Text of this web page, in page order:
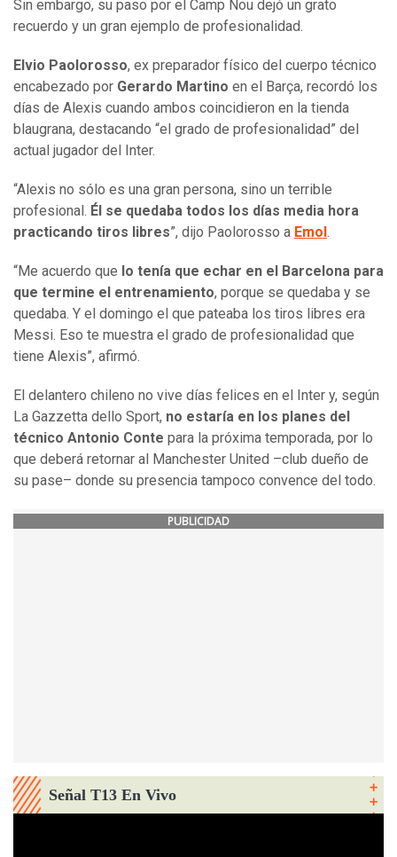
Sin embargo, su paso por el Camp Nou dejó un grato
recuerdo y un gran ejemplo de profesionalidad.
Elvio Paolorosso, ex preparador físico del cuerpo técnico
encabezado por Gerardo Martino en el Barça, recordó los
días de Alexis cuando ambos coincidieron en la tienda
blaugrana, destacando “el grado de profesionalidad” del
actual jugador del Inter.
“Alexis no sólo es una gran persona, sino un terrible
profesional. Él se quedaba todos los días media hora
practicando tiros libres”, dijo Paolorosso a Emol .
“Me acuerdo que lo tenía que echar en el Barcelona para
que termine el entrenamiento, porque se quedaba y se
quedaba. Y el domingo el que pateaba los tiros libres era
Messi. Eso te muestra el grado de profesionalidad que
tiene Alexis”, afirmó.
El delantero chileno no vive días felices en el Inter y, según
La Gazzetta dello Sport, no estaría en los planes del
técnico Antonio Conte para la próxima temporada, por lo
que deberá retornar al Manchester United –club dueño de
su pase– donde su presencia tampoco convence del todo.
PUBLICIDAD
Señal T13 En Vivo